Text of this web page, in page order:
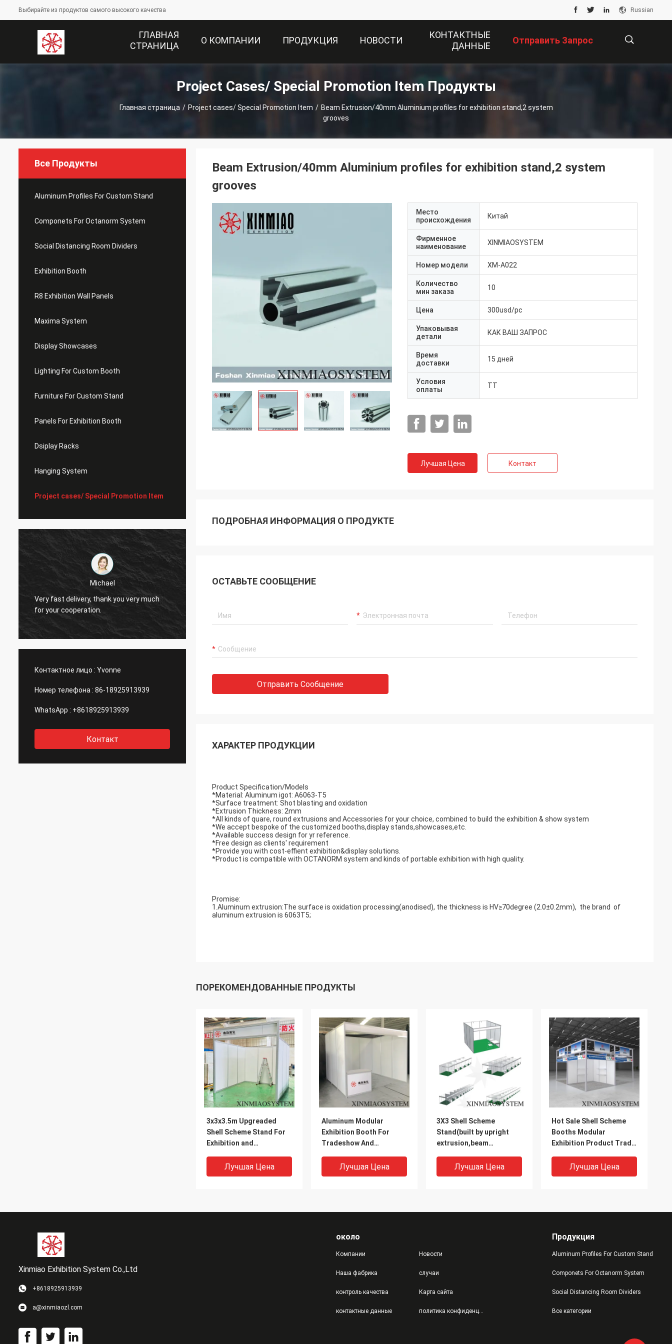
Выбирайте из продуктов самого высокого качества Russian
ГЛАВНАЯ
СТРАНИЦА
О КОМПАНИИ ПРОДУКЦИЯ НОВОСТИ
КОНТАКТНЫЕ
ДАННЫЕ
Отправить Запрос
Project Cases/ Special Promotion Item Продукты
Главная страница / Project cases/ Special Promotion Item / Beam Extrusion/40mm Aluminium profiles for exhibition stand,2 system
grooves
Все Продукты
Aluminum Profiles For Custom Stand
Componets For Octanorm System
Social Distancing Room Dividers
Exhibition Booth
R8 Exhibition Wall Panels
Maxima System
Display Showcases
Lighting For Custom Booth
Furniture For Custom Stand
Panels For Exhibition Booth
Dsiplay Racks
Hanging System
Project cases/ Special Promotion Item
Michael
Very fast delivery, thank you very much
for your cooperation.
Контактное лицо : Yvonne
Номер телефона : 86-18925913939
WhatsApp : +8618925913939
Контакт
Beam Extrusion/40mm Aluminium profiles for exhibition stand,2 system
grooves
Место
происхождения
Китай
Фирменное
наименование
XINMIAOSYSTEM
Номер модели XM-A022
Количество
мин заказа
10
Цена 300usd/pc
Упаковывая
детали
КАК ВАШ ЗАПРОС
Время
доставки
15 дней
Условия
оплаты
ТТ
Лучшая Цена Контакт
ПОДРОБНАЯ ИНФОРМАЦИЯ О ПРОДУКТЕ
ОСТАВЬТЕ СООБЩЕНИЕ
Отправить Сообщение
ХАРАКТЕР ПРОДУКЦИИ
Product Specification/Models
*Material: Aluminum igot: A6063-T5
*Surface treatment: Shot blasting and oxidation
*Extrusion Thickness: 2mm
*All kinds of quare, round extrusions and Accessories for your choice, combined to build the exhibition & show system
*We accept bespoke of the customized booths,display stands,showcases,etc.
*Available success design for yr reference.
*Free design as clients' requirement
*Provide you with cost-effient exhibition&display solutions.
*Product is compatible with OCTANORM system and kinds of portable exhibition with high quality.
Promise:
1.Aluminum extrusion:The surface is oxidation processing(anodised), the thickness is HV≥70degree (2.0±0.2mm), the brand of
aluminum extrusion is 6063T5;
ПОРЕКОМЕНДОВАННЫЕ ПРОДУКТЫ
3x3x3.5m Upgreaded
Shell Scheme Stand For
Exhibition and
Maxima system Booth
Supplier in China
Лучшая Цена
Aluminum Modular
Exhibition Booth For
Tradeshow And
Customized
Лучшая Цена
3X3 Shell Scheme
Stand(built by upright
extrusion,beam
Лучшая Цена
Hot Sale Shell Scheme
Booths Modular
Exhibition Product Trade
Лучшая Цена
Screen Style Display Kits
32MM post profile for
Xinmiao Exhibition System Co.,Ltd
+8618925913939
a@xinmiaozl.com
около
Компании
Наша фабрика
контроль качества
контактные данные
Новости
случаи
Карта сайта
политика конфиденциальности
Продукция
Aluminum Profiles For Custom Stand
Componets For Octanorm System
Social Distancing Room Dividers
Все категории